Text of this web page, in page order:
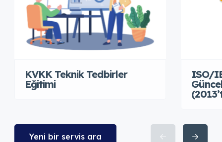
KVKK Teknik Tedbirler
Eğitimi
ISO/
Yeni bir servis ara